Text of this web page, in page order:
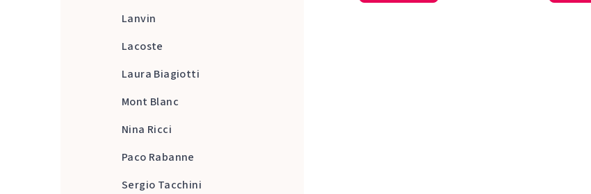
Lanvin
Lacoste
Laura Biagiotti
Mont Blanc
Nina Ricci
Paco Rabanne
Sergio Tacchini